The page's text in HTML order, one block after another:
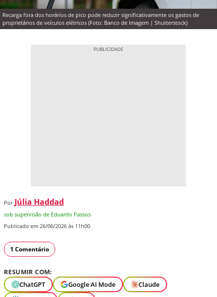
Recarga fora dos horários de pico pode reduzir significativamente os gastos de
proprietários de veículos elétricos (Foto: Banco de Imagem | Shutterstock)
Por Júlia Haddad
sob supervisão de Eduardo Passos
Publicado em 26/06/2026 às 11h00
1 Comentário
RESUMIR COM:
ChatGPT
Google AI Mode
Claude